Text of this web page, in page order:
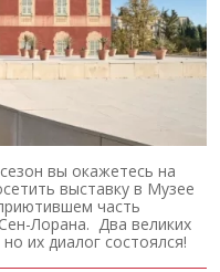
вы окажетесь на
выставку в Музее
часть
Лорана. Два великих
их диалог состоялся!